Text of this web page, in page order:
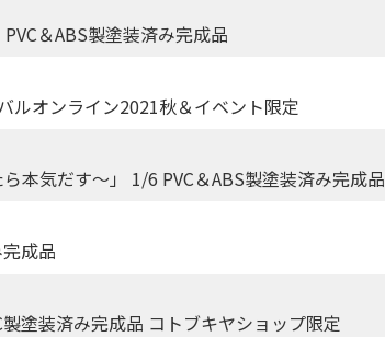
＆ABS製塗装済み完成品
ルオンライン2021秋＆イベント限定
本気だす～」 1/6 PVC＆ABS製塗装済み完成品
成品
塗装済み完成品 コトブキヤショップ限定